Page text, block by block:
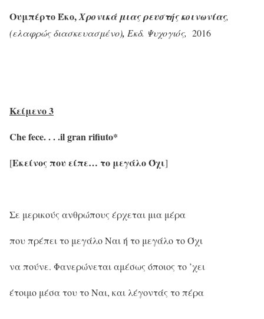
Ουμπέρτο Έκο,Χρονικά μιας ρευστής κοινωνίας,
(ελαφρώς διασκευασμένο), Εκδ. Ψυχογιός, 2016
Κείμενο 3
Chefece. . . .ilgranrifiuto*
[Εκείνος που είπε… το μεγάλο Όχι]
Σε μερικούς ανθρώπους έρχεται μια μέρα
που πρέπει το μεγάλο Ναι ή το μεγάλο το Όχι
να πούνε. Φανερώνεται αμέσως όποιος το ’χει
έτοιμο μέσα του το Ναι, και λέγοντάς το πέρα